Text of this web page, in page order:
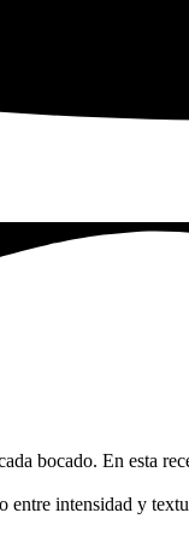
bocado. En esta
entre intensidad y